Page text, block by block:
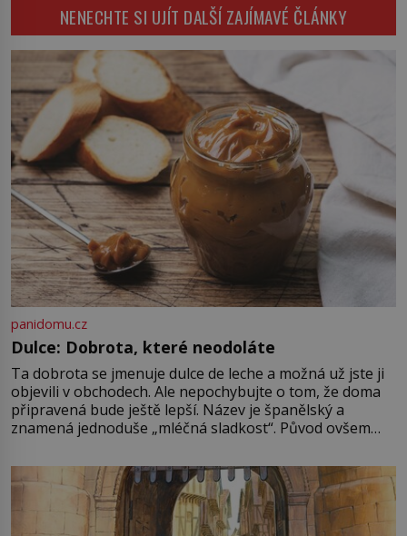
čelilo město v minulosti potenciální
ohnivé katastrofě a proč jsou zde
stále tolik obávány měsíce
smaženého lilku? První hasičský
sbor se v Istanbulu objevuje v roce
1714 a […]
NENECHTE SI UJÍT DALŠÍ ZAJÍMAVÉ ČLÁNKY
panidomu.cz
Dulce: Dobrota, které neodoláte
Ta dobrota se jmenuje dulce de leche a možná už jste ji
objevili v obchodech. Ale nepochybujte o tom, že doma
připravená bude ještě lepší. Název je španělský a
znamená jednoduše „mléčná sladkost“. Původ ovšem
pře hned několik latinskoamerických zemí a k tomu
Francie, kde se traduje,